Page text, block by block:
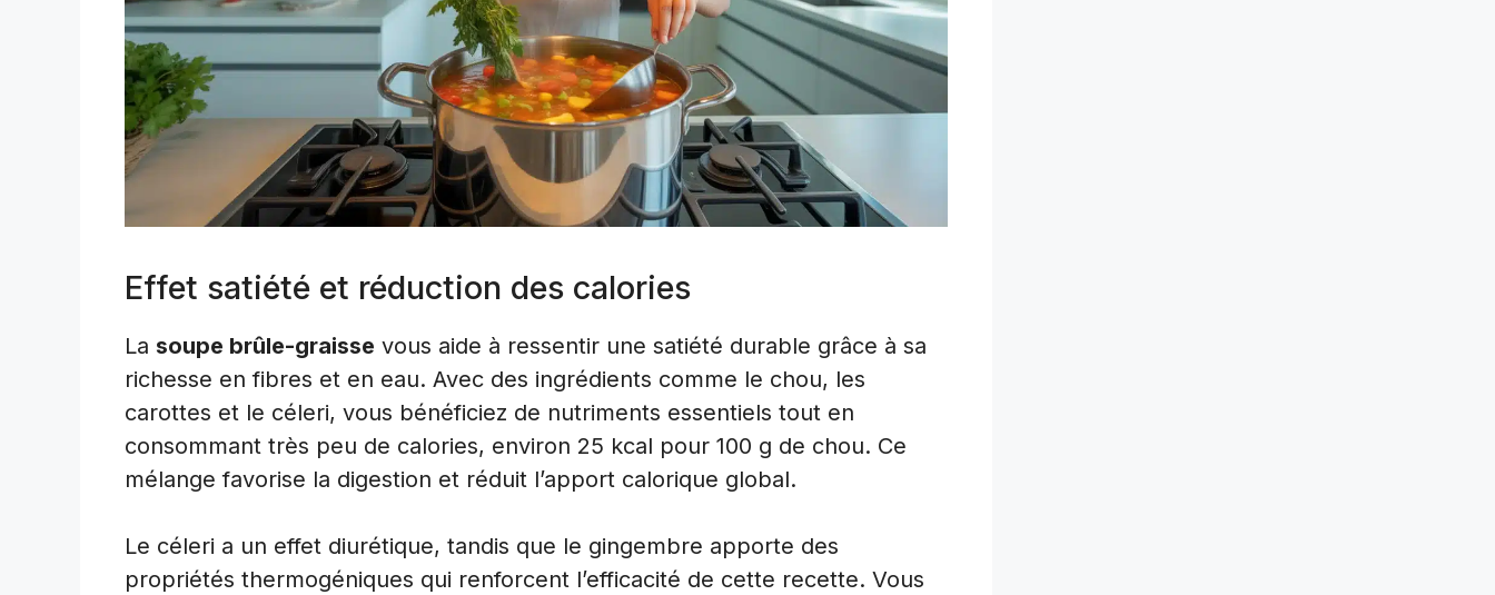
Effet satiété et réduction des calories
La soupe brûle-graisse vous aide à ressentir une satiété durable grâce à sa
richesse en fibres et en eau. Avec des ingrédients comme le chou, les
carottes et le céleri, vous bénéficiez de nutriments essentiels tout en
consommant très peu de calories, environ 25 kcal pour 100 g de chou. Ce
mélange favorise la digestion et réduit l’apport calorique global.
Le céleri a un effet diurétique, tandis que le gingembre apporte des
propriétés thermogéniques qui renforcent l’efficacité de cette recette. Vous